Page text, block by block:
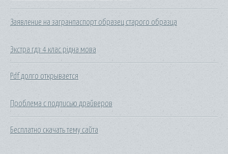
Заявление на загранпаспорт образец старого образца
Экстра гдз 4 клас рідна мова
Pdf долго открывается
Проблема с подписью драйверов
Бесплатно скачать тему сайта